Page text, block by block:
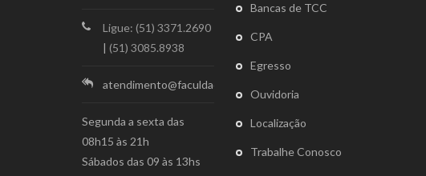
Ligue: (51) 3371.2690
| (51) 3085.8938
atendimento@faculdadesogipa.edu.br
Segunda a sexta das
08h15 às 21h
Sábados das 09 às 13hs
Bancas de TCC
CPA
Egresso
Ouvidoria
Localização
Trabalhe Conosco